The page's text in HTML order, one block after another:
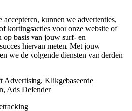
accepteren, kunnen we advertenties,
kortingsacties voor onze website of
op basis van jouw surf- en
hiervan meten. Met jouw
we de volgende diensten van derden
Advertising, Klikgebaseerde
Ads Defender